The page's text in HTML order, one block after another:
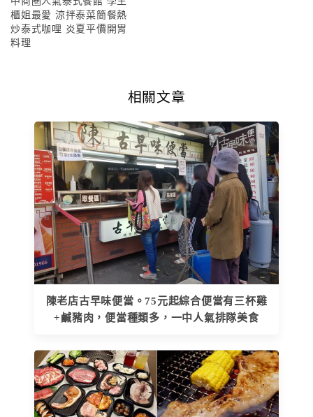
櫃姐最愛 涼拌泰菜簡餐熱
炒泰式咖哩 炎夏平價開胃
料理
相關文章
陳老店古早味便當。75元起綜合便當有三杯雞
+鹹豬肉，便當種類多，一中人氣排隊美食